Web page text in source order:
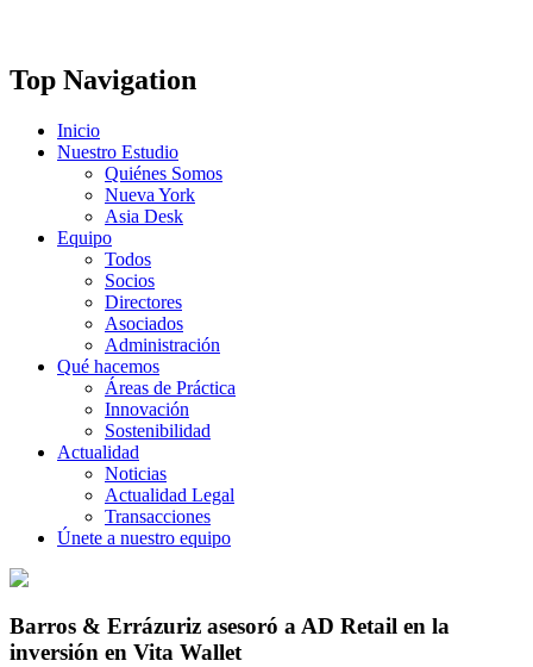
Top Navigation
Inicio
Nuestro Estudio
Quiénes Somos
Nueva York
Asia Desk
Equipo
Todos
Socios
Directores
Asociados
Administración
Qué hacemos
Áreas de Práctica
Innovación
Sostenibilidad
Actualidad
Noticias
Actualidad Legal
Transacciones
Únete a nuestro equipo
Barros & Errázuriz asesoró a AD Retail en la
inversión en Vita Wallet